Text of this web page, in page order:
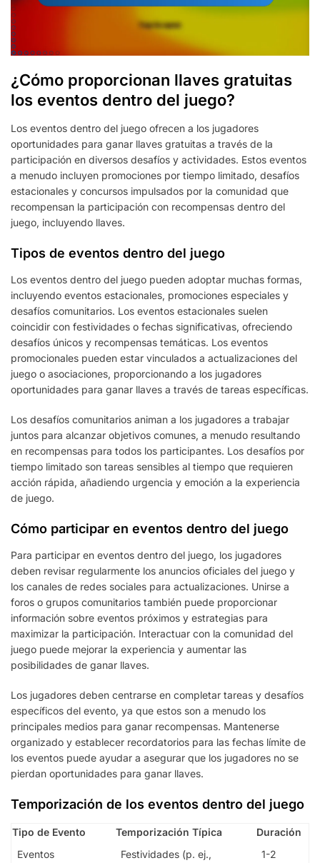
¿Cómo proporcionan llaves gratuitas
los eventos dentro del juego?
Los eventos dentro del juego ofrecen a los jugadores
oportunidades para ganar llaves gratuitas a través de la
participación en diversos desafíos y actividades. Estos eventos
a menudo incluyen promociones por tiempo limitado, desafíos
estacionales y concursos impulsados por la comunidad que
recompensan la participación con recompensas dentro del
juego, incluyendo llaves.
Tipos de eventos dentro del juego
Los eventos dentro del juego pueden adoptar muchas formas,
incluyendo eventos estacionales, promociones especiales y
desafíos comunitarios. Los eventos estacionales suelen
coincidir con festividades o fechas significativas, ofreciendo
desafíos únicos y recompensas temáticas. Los eventos
promocionales pueden estar vinculados a actualizaciones del
juego o asociaciones, proporcionando a los jugadores
oportunidades para ganar llaves a través de tareas específicas.
Los desafíos comunitarios animan a los jugadores a trabajar
juntos para alcanzar objetivos comunes, a menudo resultando
en recompensas para todos los participantes. Los desafíos por
tiempo limitado son tareas sensibles al tiempo que requieren
acción rápida, añadiendo urgencia y emoción a la experiencia
de juego.
Cómo participar en eventos dentro del juego
Para participar en eventos dentro del juego, los jugadores
deben revisar regularmente los anuncios oficiales del juego y
los canales de redes sociales para actualizaciones. Unirse a
foros o grupos comunitarios también puede proporcionar
información sobre eventos próximos y estrategias para
maximizar la participación. Interactuar con la comunidad del
juego puede mejorar la experiencia y aumentar las
posibilidades de ganar llaves.
Los jugadores deben centrarse en completar tareas y desafíos
específicos del evento, ya que estos son a menudo los
principales medios para ganar recompensas. Mantenerse
organizado y establecer recordatorios para las fechas límite de
los eventos puede ayudar a asegurar que los jugadores no se
pierdan oportunidades para ganar llaves.
Temporización de los eventos dentro del juego
Tipo de Evento Temporización Típica
Duración
Eventos
Festividades (p. ej.,
1-2